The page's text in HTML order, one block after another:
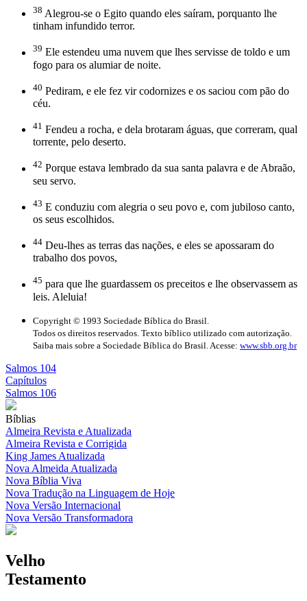
38 Alegrou-se o Egito quando eles saíram, porquanto lhe
tinham infundido terror.
39 Ele estendeu uma nuvem que lhes servisse de toldo e um
fogo para os alumiar de noite.
40 Pediram, e ele fez vir codornizes e os saciou com pão do
céu.
41 Fendeu a rocha, e dela brotaram águas, que correram, qual
torrente, pelo deserto.
42 Porque estava lembrado da sua santa palavra e de Abraão,
seu servo.
43 E conduziu com alegria o seu povo e, com jubiloso canto,
os seus escolhidos.
44 Deu-lhes as terras das nações, e eles se apossaram do
trabalho dos povos,
45 para que lhe guardassem os preceitos e lhe observassem as
leis. Aleluia!
Copyright © 1993 Sociedade Bíblica do Brasil.
Todos os direitos reservados. Texto bíblico utilizado com autorização.
Saiba mais sobre a Sociedade Bíblica do Brasil. Acesse: www.sbb.org.br
Salmos 104
Capítulos
Salmos 106
Bíblias
Almeira Revista e Atualizada
Almeira Revista e Corrigida
King James Atualizada
Nova Almeida Atualizada
Nova Bíblia Viva
Nova Tradução na Linguagem de Hoje
Nova Versão Internacional
Nova Versão Transformadora
Velho
Testamento